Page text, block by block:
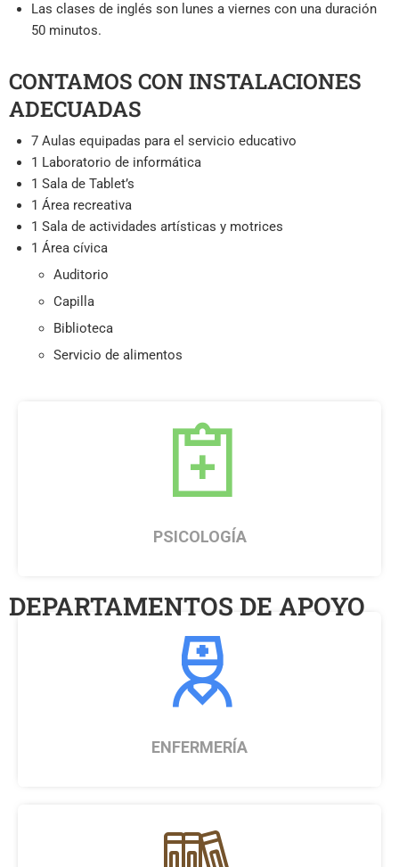
Las clases de inglés son lunes a viernes con una duración
50 minutos.
CONTAMOS CON INSTALACIONES
ADECUADAS
7 Aulas equipadas para el servicio educativo
1 Laboratorio de informática
1 Sala de Tablet’s
1 Área recreativa
1 Sala de actividades artísticas y motrices
1 Área cívica
Auditorio
Capilla
Biblioteca
Servicio de alimentos
1
PSICOLOGÍA
DEPARTAMENTOS DE APOYO
1
ENFERMERÍA